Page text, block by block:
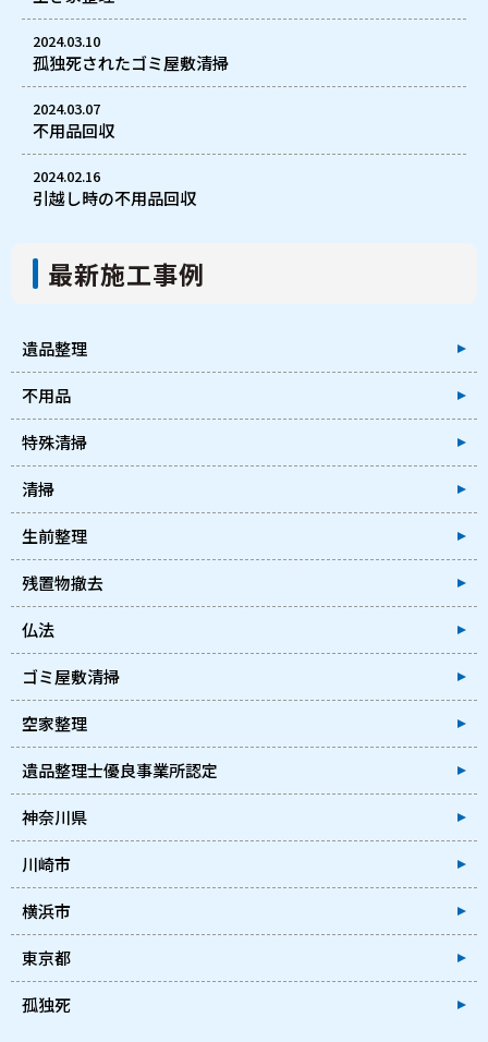
2024.03.10
孤独死されたゴミ屋敷清掃
2024.03.07
不用品回収
2024.02.16
引越し時の不用品回収
最新施工事例
遺品整理
不用品
特殊清掃
清掃
生前整理
残置物撤去
仏法
ゴミ屋敷清掃
空家整理
遺品整理士優良事業所認定
神奈川県
川崎市
横浜市
東京都
孤独死